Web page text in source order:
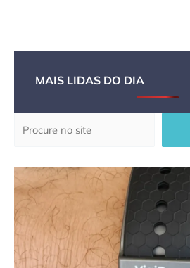
MAIS LIDAS DO DIA